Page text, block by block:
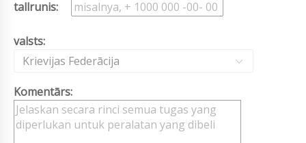
tallrunis:
valsts:
Krievijas Federācija
Komentārs: